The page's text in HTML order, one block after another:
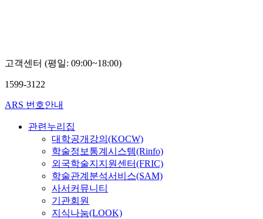
고객센터 (평일: 09:00~18:00)
1599-3122
ARS 번호안내
관련누리집
대학공개강의(KOCW)
학술정보통계시스템(Rinfo)
외국학술지지원센터(FRIC)
학술관계분석서비스(SAM)
사서커뮤니티
기관회원
지식나눔(LOOK)